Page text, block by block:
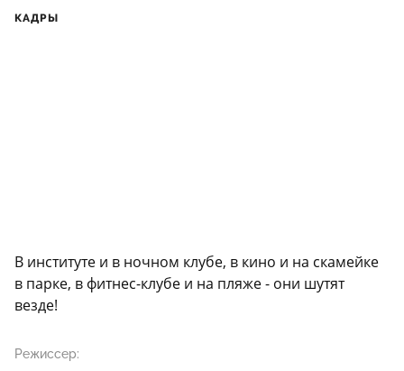
КАДРЫ
В институте и в ночном клубе, в кино и на скамейке
в парке, в фитнес-клубе и на пляже - они шутят
везде!
Режиссер: